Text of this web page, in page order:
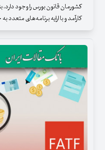
کشورمان قانون بورس را وجود دارد،
کارآمد و با ارایه برنامه‌های متعدد